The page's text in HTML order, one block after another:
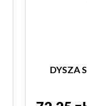
DYSZA